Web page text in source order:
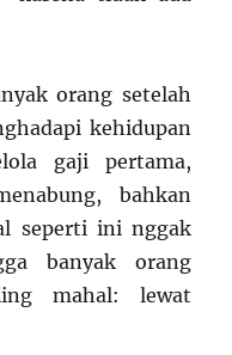
orang setelah
kehidupan
gaji pertama,
bahkan
seperti ini nggak
banyak orang
mahal: lewat